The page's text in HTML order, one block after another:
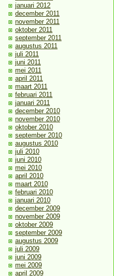
januari 2012
december 2011
november 2011
oktober 2011
september 2011
augustus 2011
juli 2011
juni 2011
mei 2011
april 2011
maart 2011
februari 2011
januari 2011
december 2010
november 2010
oktober 2010
september 2010
augustus 2010
juli 2010
juni 2010
mei 2010
april 2010
maart 2010
februari 2010
januari 2010
december 2009
november 2009
oktober 2009
september 2009
augustus 2009
juli 2009
juni 2009
mei 2009
april 2009